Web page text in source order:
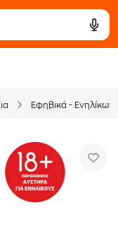
Εφηβικά - Ενηλίκων